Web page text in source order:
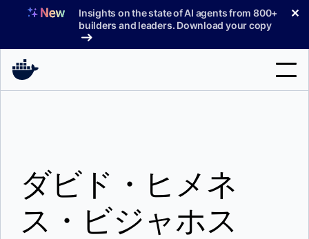
へ
Insights on the state of AI agents from 800+
builders and leaders. Download your copy
✕
サポート
料金プラン
ブログ
ダビド・ヒメネ
ス・ビジャホス